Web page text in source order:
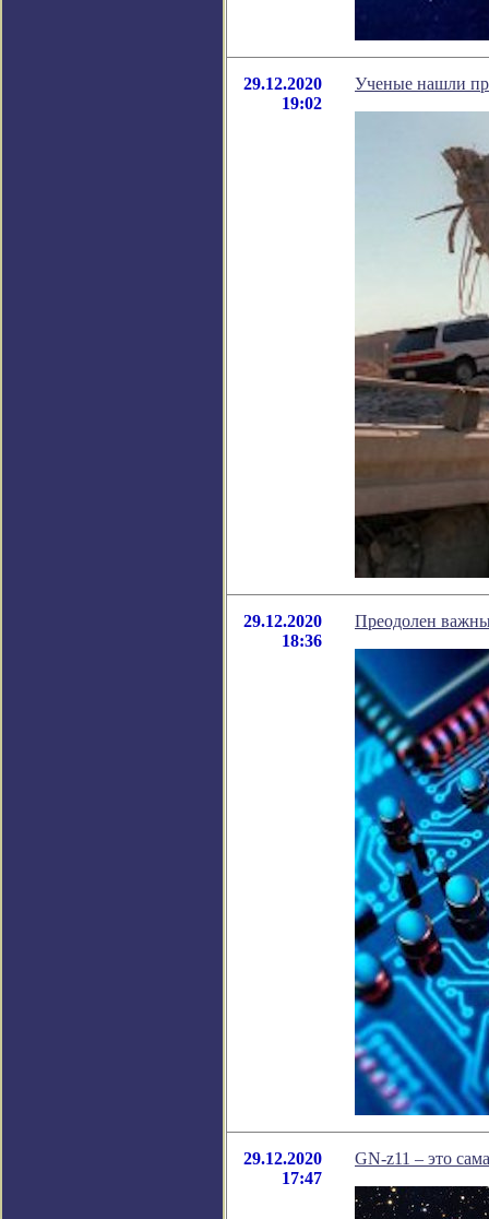
29.12.2020
19:02
Ученые нашли
29.12.2020
18:36
Преодолен
29.12.2020
17:47
GN-z11 – это